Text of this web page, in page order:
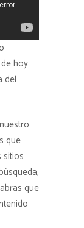
hoy
del
que
sitios
que